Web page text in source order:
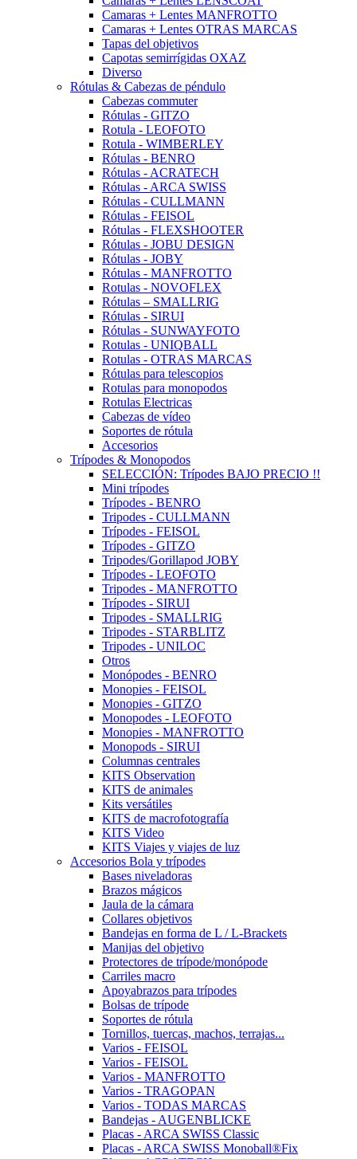
Camaras + Lentes MANFROTTO
Camaras + Lentes OTRAS MARCAS
Tapas del objetivos
Capotas semirrígidas OXAZ
Diverso
Rótulas & Cabezas de péndulo
Cabezas commuter
Rótulas - GITZO
Rotula - LEOFOTO
Rotula - WIMBERLEY
Rótulas - BENRO
Rótulas - ACRATECH
Rótulas - ARCA SWISS
Rótulas - CULLMANN
Rótulas - FEISOL
Rótulas - FLEXSHOOTER
Rótulas - JOBU DESIGN
Rótulas - JOBY
Rótulas - MANFROTTO
Rotulas - NOVOFLEX
Rótulas – SMALLRIG
Rótulas - SIRUI
Rótulas - SUNWAYFOTO
Rotulas - UNIQBALL
Rotulas - OTRAS MARCAS
Rótulas para telescopios
Rotulas para monopodos
Rotulas Electricas
Cabezas de vídeo
Soportes de rótula
Accesorios
Trípodes & Monopodos
SELECCIÓN: Trípodes BAJO PRECIO !!
Mini trípodes
Trípodes - BENRO
Tripodes - CULLMANN
Trípodes - FEISOL
Trípodes - GITZO
Tripodes/Gorillapod JOBY
Trípodes - LEOFOTO
Tripodes - MANFROTTO
Trípodes - SIRUI
Tripodes - SMALLRIG
Tripodes - STARBLITZ
Tripodes - UNILOC
Otros
Monópodes - BENRO
Monopies - FEISOL
Monopies - GITZO
Monopodes - LEOFOTO
Monopies - MANFROTTO
Monopods - SIRUI
Columnas centrales
KITS Observation
KITS de animales
Kits versátiles
KITS de macrofotografía
KITS Video
KITS Viajes y viajes de luz
Accesorios Bola y trípodes
Bases niveladoras
Brazos mágicos
Jaula de la cámara
Collares objetivos
Bandejas en forma de L / L-Brackets
Manijas del objetivo
Protectores de trípode/monópode
Carriles macro
Apoyabrazos para trípodes
Bolsas de trípode
Soportes de rótula
Tornillos, tuercas, machos, terrajas...
Varios - FEISOL
Varios - FEISOL
Varios - MANFROTTO
Varios - TRAGOPAN
Varios - TODAS MARCAS
Bandejas - AUGENBLICKE
Placas - ARCA SWISS Classic
Placas - ARCA SWISS Monoball®Fix